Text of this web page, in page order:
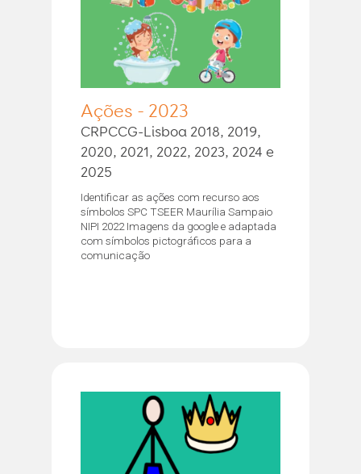
Ações - 2023
CRPCCG-Lisboa 2018, 2019,
2020, 2021, 2022, 2023, 2024 e
2025
Identificar as ações com recurso aos
símbolos SPC TSEER Maurília Sampaio
NIPI 2022 Imagens da google e adaptada
com símbolos pictográficos para a
comunicação